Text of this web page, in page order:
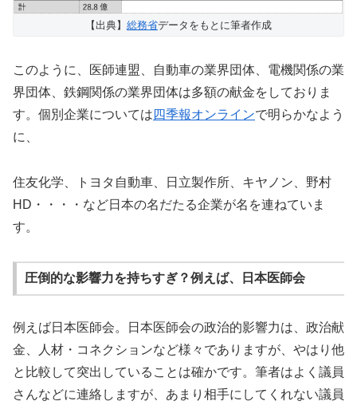
【出典】 総務省データをもとに筆者作成
このように、医師連盟、自動車の業界団体、電機関係の業
界団体、鉄鋼関係の業界団体は多額の献金をしておりま
す。個別企業については 四季報オンラインで明らかなよう
に、
住友化学、トヨタ自動車、日立製作所、キヤノン、野村
HD・・・・など日本の名だたる企業が名を連ねていま
す。
圧倒的な影響力を持ちすぎ？例えば、日本医師会
例えば日本医師会。日本医師会の政治的影響力は、政治献
金、人材・コネクションなど様々でありますが、やはり他
と比較して突出していることは確かです。筆者はよく議員
さんなどに連絡しますが、あまり相手にしてくれない議員